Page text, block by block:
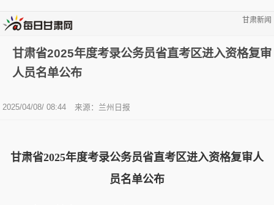
甘肃新闻
甘肃省2025年度考录公务员省直考区进入资格复审
人员名单公布
2025/04/08/ 08:44 来源：兰州日报
甘肃省2025年度考录公务员省直考区进入资格复审人
员名单公布